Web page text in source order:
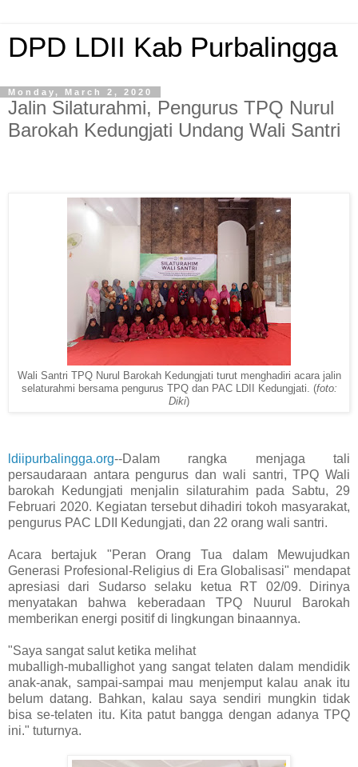
DPD LDII Kab Purbalingga
Monday, March 2, 2020
Jalin Silaturahmi, Pengurus TPQ Nurul
Barokah Kedungjati Undang Wali Santri
Wali Santri TPQ Nurul Barokah Kedungjati turut menghadiri acara jalin
selaturahmi bersama pengurus TPQ dan PAC LDII Kedungjati. (foto:
Diki)
ldiipurbalingga.org--Dalam rangka menjaga tali
persaudaraan antara pengurus dan wali santri, TPQ Wali
barokah Kedungjati menjalin silaturahim pada Sabtu, 29
Februari 2020. Kegiatan tersebut dihadiri tokoh masyarakat,
pengurus PAC LDII Kedungjati, dan 22 orang wali santri.
Acara bertajuk "Peran Orang Tua dalam Mewujudkan
Generasi Profesional-Religius di Era Globalisasi" mendapat
apresiasi dari Sudarso selaku ketua RT 02/09. Dirinya
menyatakan bahwa keberadaan TPQ Nuurul Barokah
memberikan energi positif di lingkungan binaannya.
"Saya sangat salut ketika melihat
muballigh-muballighot yang sangat telaten dalam mendidik
anak-anak, sampai-sampai mau menjemput kalau anak itu
belum datang. Bahkan, kalau saya sendiri mungkin tidak
bisa se-telaten itu. Kita patut bangga dengan adanya TPQ
ini." tuturnya.